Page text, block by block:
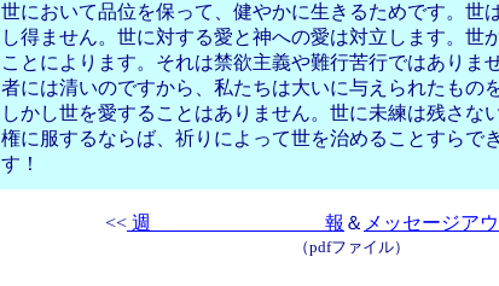
世において品位を保って、健やかに生きるためです。世
し得ません。世に対する愛と神への愛は対立します。世
ことによります。それは禁欲主義や難行苦行ではありま
者には清いのですから、私たちは大いに与えられたもの
しかし世を愛することはありません。世に未練は残さな
権に服するならば、祈りによって世を治めることすらで
す！
<< 週 報 ＆ メッセージア
（pdfファイル）